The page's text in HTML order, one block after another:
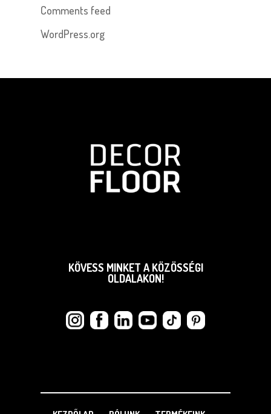
Comments feed
WordPress.org
KÖVESS MINKET A KÖZÖSSÉGI
OLDALAKON!